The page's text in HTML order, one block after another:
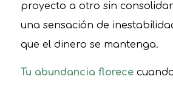
proyecto a otro sin
una sensación de
que el dinero se mantenga.
Tu abundancia florece